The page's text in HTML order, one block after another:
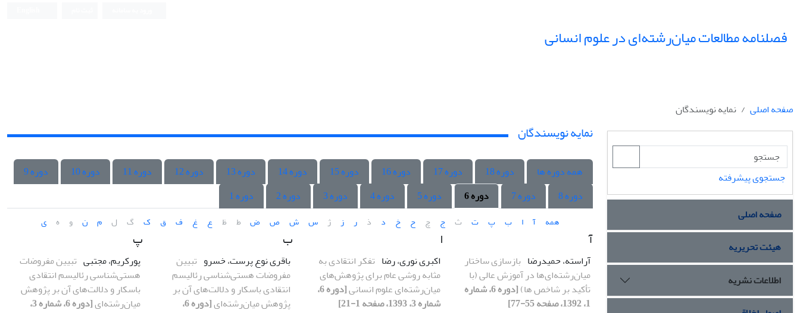
فصلنامه مطالعات میان‌رشته‌ای در علوم انسانی
صفحه اصلی نمایه نویسندگان
جستجوی پیشرفته
صفحه اصلی
هیئت تحریریه
اطلاعات نشریه
نمایه نویسندگان
همه دوره ها دوره 18 دوره 17 دوره 16 دوره 15 دوره 14 دوره 13 دوره 12 دوره 11 دوره 10
دوره 9
دوره 8
دوره 7 دوره 6 دوره 5 دوره 4 دوره 3 دوره 2 دوره 1
همه آ ا ب پ ت ث ج چ ح خ د ذ ر ز ژ س ش ص ض ط ظ ع غ ف ق ک گ ل م ن و ه ی
آ
آراسته، حمیدرضا بازسازی ساختار
میان‌رشته‌ای‌ها در آموزش عالی (با
تأکید بر شاخص ها)
[دوره 6، شماره
1، 1392، صفحه 55-77]
ا
اکبری نوری، رضا تفکر انتقادی به
مثابه روشی عام برای پژوهش‌های
میان‌رشته‌ای علوم انسانی
[دوره 6،
شماره 3، 1393، صفحه 1-21]
ب
باقری نوع پرست، خسرو تبیین
مفروضات هستی‌شناسی رئالیسم
انتقادی باسکار و دلالت‌های آن بر
پژوهش میان‌رشته‌ای
[دوره 6،
پ
پورکریم، مجتبی تبیین مفروضات
هستی‌شناسی رئالیسم انتقادی
باسکار و دلالت‌های آن بر پژوهش
میان‌رشته‌ای
[دوره 6، شماره 3،